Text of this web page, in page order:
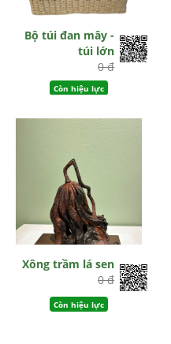
Bộ túi đan mây -
túi lớn
0 đ
Còn hiệu lực
Xông trầm lá sen
0 đ
Còn hiệu lực